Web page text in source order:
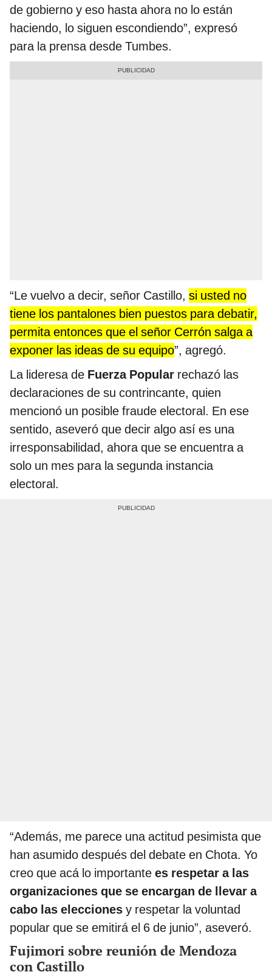
de gobierno y eso hasta ahora no lo están
haciendo, lo siguen escondiendo”, expresó
para la prensa desde Tumbes.
“Le vuelvo a decir, señor Castillo, si usted no
tiene los pantalones bien puestos para debatir,
permita entonces que el señor Cerrón salga a
exponer las ideas de su equipo”, agregó.
La lideresa de Fuerza Popular rechazó las
declaraciones de su contrincante, quien
mencionó un posible fraude electoral. En ese
sentido, aseveró que decir algo así es una
irresponsabilidad, ahora que se encuentra a
solo un mes para la segunda instancia
electoral.
“Además, me parece una actitud pesimista que
han asumido después del debate en Chota. Yo
creo que acá lo importante es respetar a las
organizaciones que se encargan de llevar a
cabo las elecciones y respetar la voluntad
popular que se emitirá el 6 de junio”, aseveró.
Fujimori sobre reunión de Mendoza
con Castillo